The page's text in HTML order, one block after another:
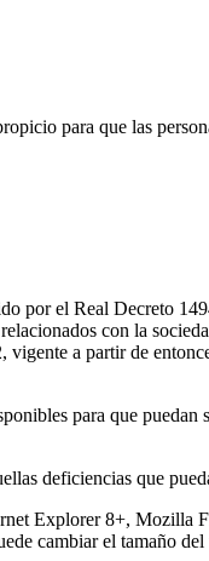
para que las
por el Real Decreto
con la
a partir de
para que
deficiencias que
Explorer 8+,
cambiar el tamaño